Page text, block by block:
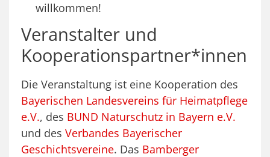
willkommen!
Veranstalter und
Kooperationspartner*innen
Die Veranstaltung ist eine Kooperation des
Bayerischen Landesvereins für Heimatpflege
e.V., des BUND Naturschutz in Bayern e.V.
und des Verbandes Bayerischer
Geschichtsvereine. Das Bamberger